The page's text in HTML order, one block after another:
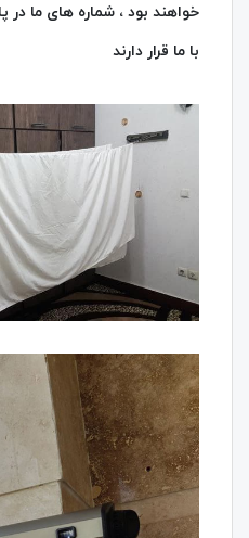
خواهند بود ، شماره های ما
با ما قرار دارند